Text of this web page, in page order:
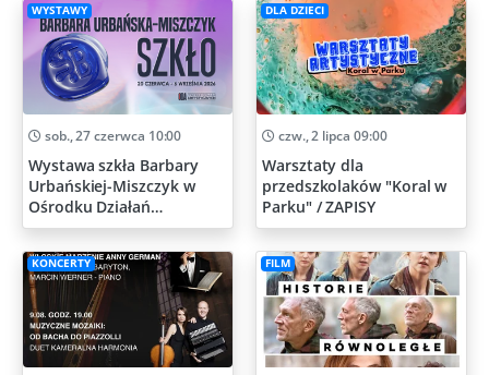
WYSTAWY
sob., 27 czerwca 10:00
Wystawa szkła Barbary
Urbańskiej-Miszczyk w
Ośrodku Działań
Artystycznych
DLA DZIECI
czw., 2 lipca 09:00
Warsztaty dla
przedszkolaków "Koral w
Parku" / ZAPISY
KONCERTY FILM